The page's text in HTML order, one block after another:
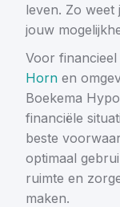
leven. Zo
jouw
Voor financieel
Horn en
Boekema
financiële
beste
optimaal
ruimte en
maken.